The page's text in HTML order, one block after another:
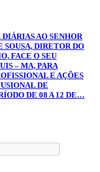
DIÁRIAS AO SENHOR
SOUSA, DIRETOR DO
FACE O SEU
– MA, PARA
E AÇÕES
DE
DE 08 A 12 DE…